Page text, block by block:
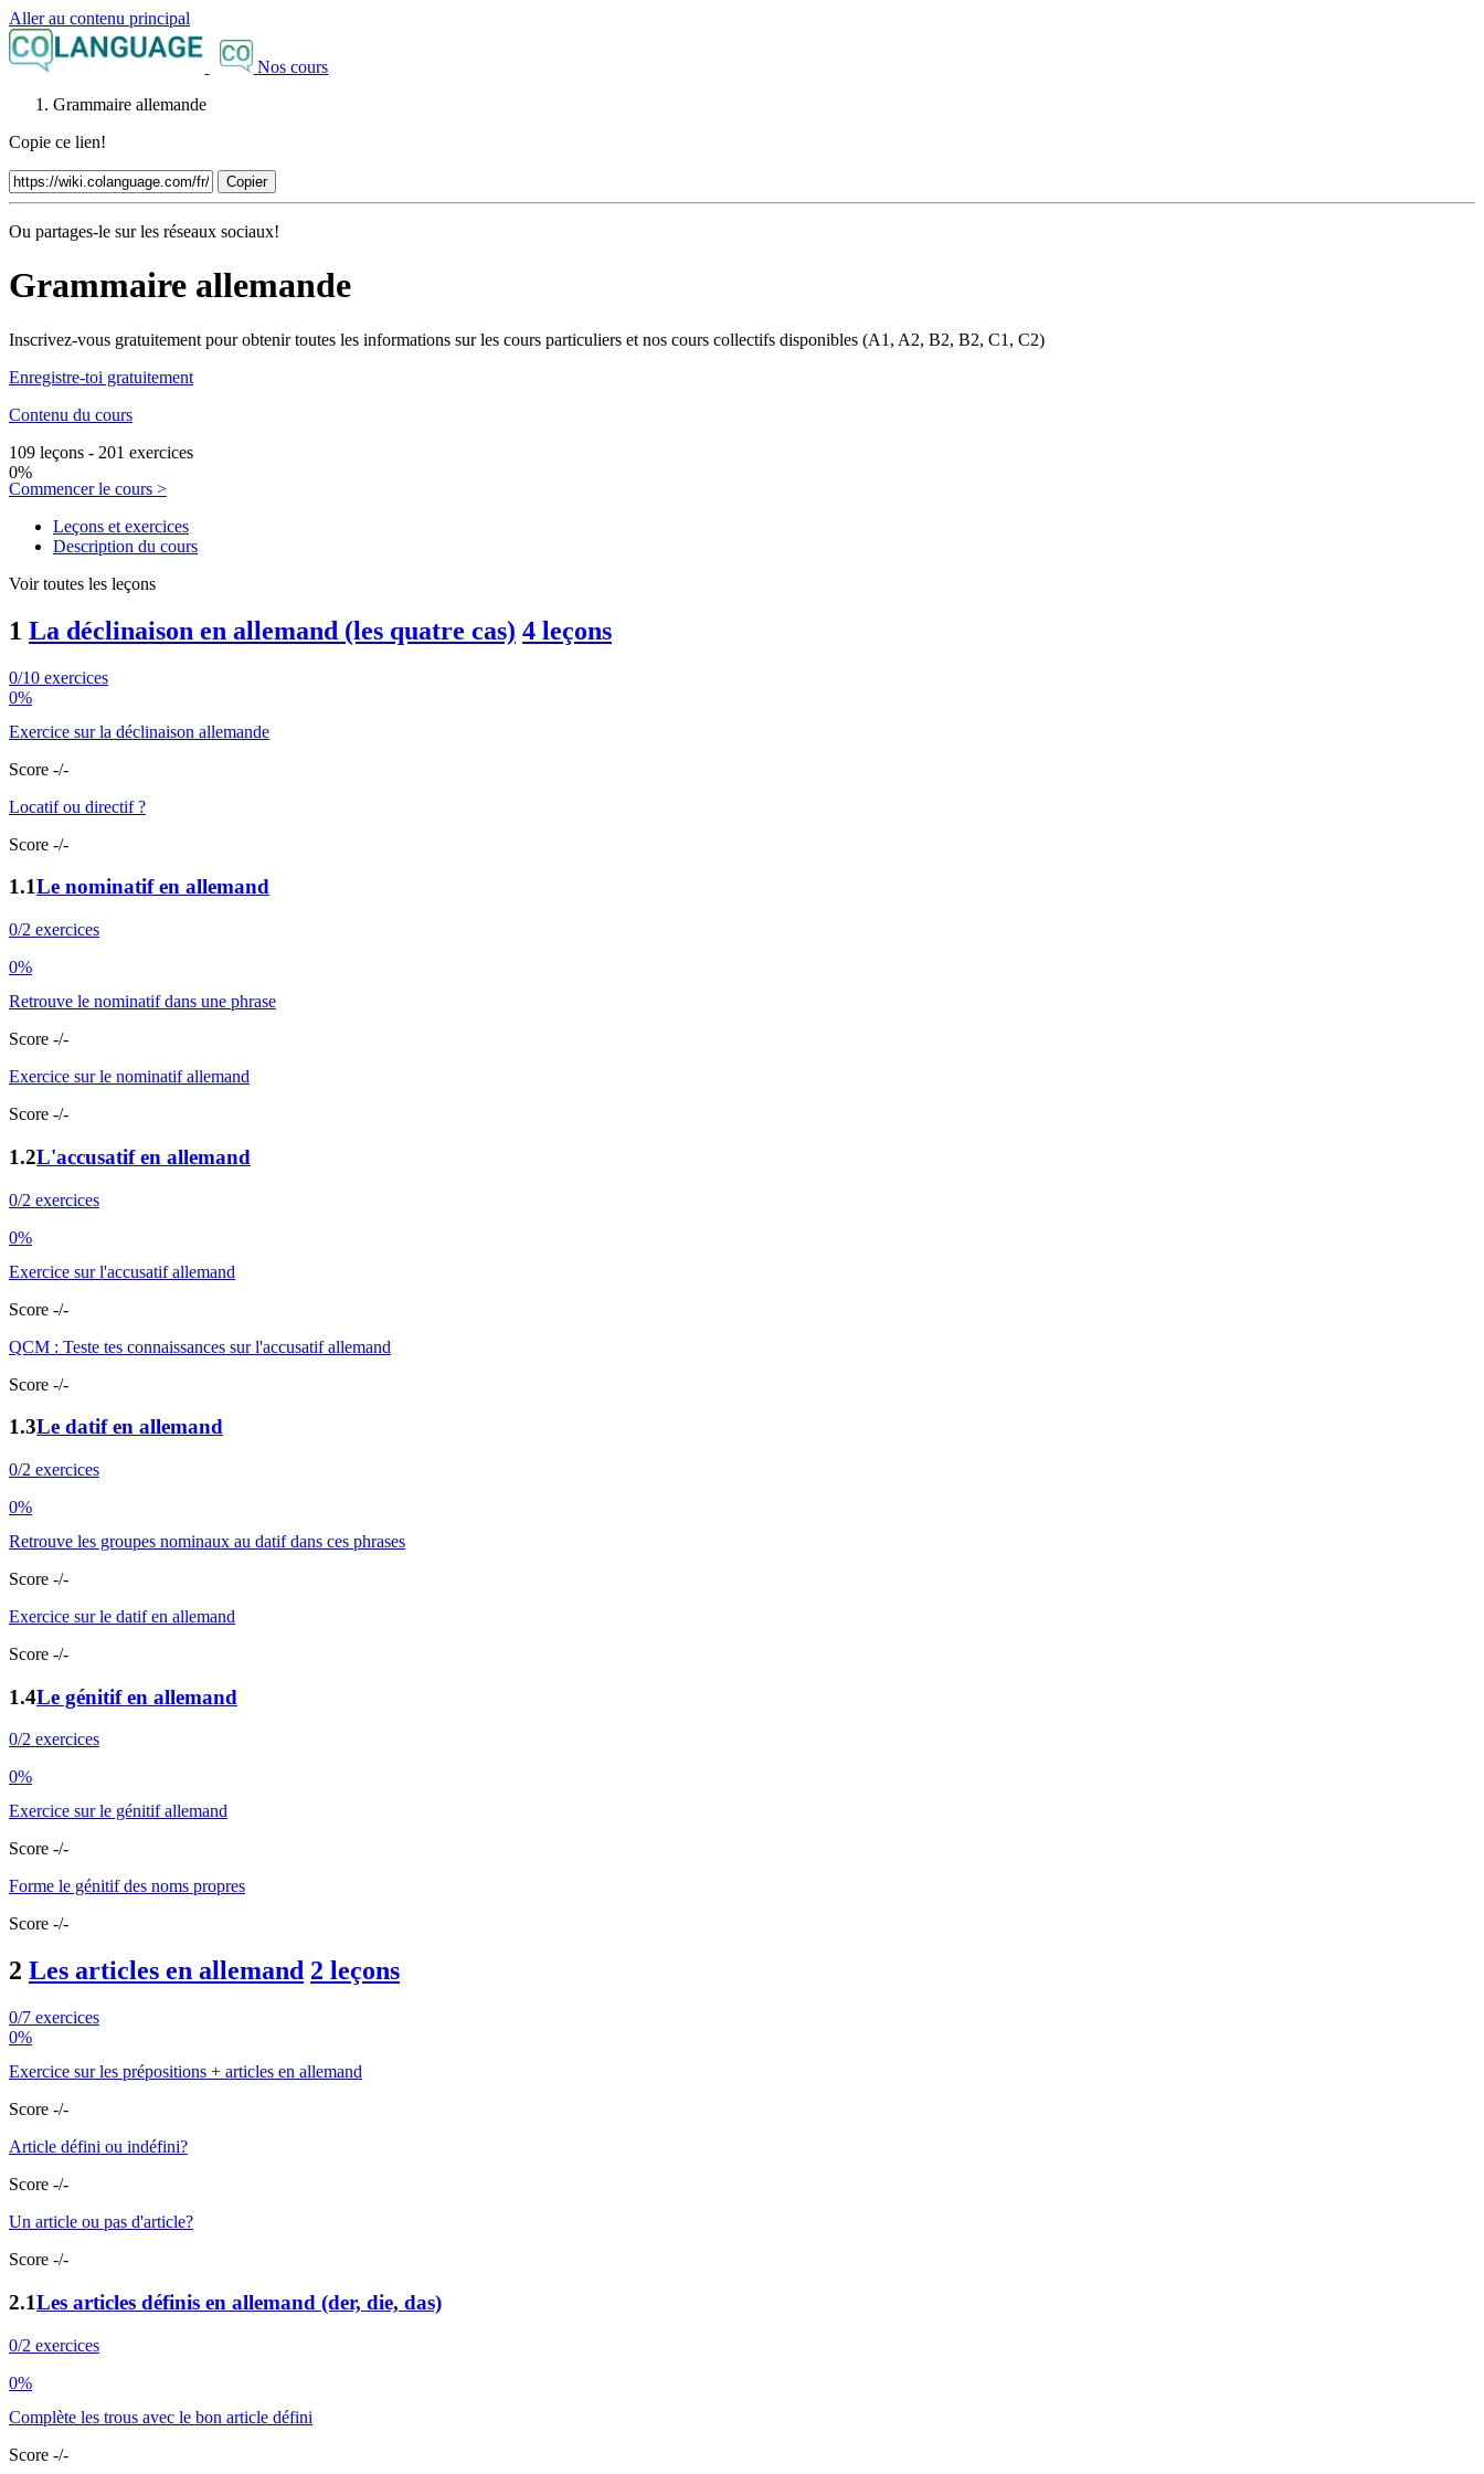
Aller au contenu principal
Nos cours
Grammaire allemande
Copie ce lien!
Copier
Ou partages-le sur les réseaux sociaux!
Grammaire allemande
Inscrivez-vous gratuitement pour obtenir toutes les informations sur les cours particuliers et nos cours collectifs disponibles (A1, A2, B2, B2, C1, C2)
Enregistre-toi gratuitement
Contenu du cours
109 leçons - 201 exercices
0%
Commencer le cours >
Leçons et exercices
Description du cours
Voir toutes les leçons
1 La déclinaison en allemand (les quatre cas) 4 leçons
0/10 exercices
0%
Exercice sur la déclinaison allemande
Score -/-
Locatif ou directif ?
Score -/-
1.1Le nominatif en allemand
0/2 exercices
0%
Retrouve le nominatif dans une phrase
Score -/-
Exercice sur le nominatif allemand
Score -/-
1.2L'accusatif en allemand
0/2 exercices
0%
Exercice sur l'accusatif allemand
Score -/-
QCM : Teste tes connaissances sur l'accusatif allemand
Score -/-
1.3Le datif en allemand
0/2 exercices
0%
Retrouve les groupes nominaux au datif dans ces phrases
Score -/-
Exercice sur le datif en allemand
Score -/-
1.4Le génitif en allemand
0/2 exercices
0%
Exercice sur le génitif allemand
Score -/-
Forme le génitif des noms propres
Score -/-
2 Les articles en allemand 2 leçons
0/7 exercices
0%
Exercice sur les prépositions + articles en allemand
Score -/-
Article défini ou indéfini?
Score -/-
Un article ou pas d'article?
Score -/-
2.1Les articles définis en allemand (der, die, das)
0/2 exercices
0%
Complète les trous avec le bon article défini
Score -/-